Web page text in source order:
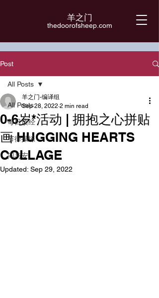
羊之门
​thedoorofsheep.com
Post
All Posts
每日读经
节律操练
问与安
All Posts
0-6岁*活动 | 拥抱之心拼贴
画 HUGGING HEARTS
COLLAGE
羊之门-编译组
Sep 28, 2022 2 min read
Updated: Sep 29, 2022